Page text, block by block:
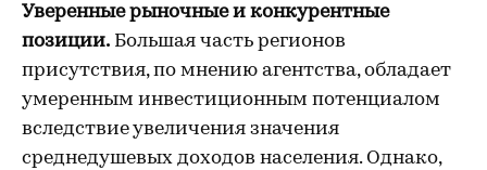
Уверенные рыночные и конкурентные
позиции. Большая часть регионов
присутствия, по мнению агентства, обладает
умеренным инвестиционным потенциалом
вследствие увеличения значения
среднедушевых доходов населения. Однако,